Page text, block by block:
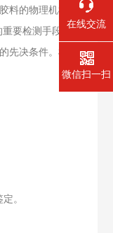
的物理机械性
要检测手段，
先决条件。根据
。
在线交流
微信扫一扫